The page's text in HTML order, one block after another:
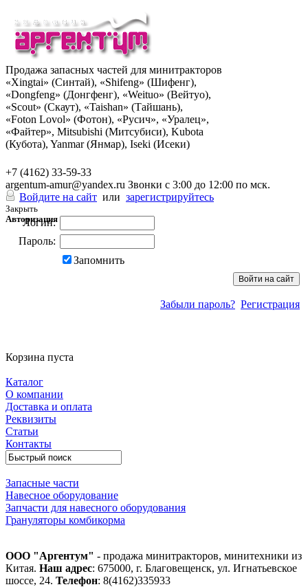
Продажа запасных частей для минитракторов
«Xingtai» (Синтай), «Shifeng» (Шифенг),
«Dongfeng» (Донгфенг), «Weituo» (Вейтуо),
«Scout» (Скаут), «Taishan» (Тайшань),
«Foton Lovol» (Фотон), «Русич», «Уралец»,
«Файтер», Mitsubishi (Митсубиси), Kubota
(Кубота), Yanmar (Янмар), Iseki (Исеки)
+7 (4162) 33-59-33
argentum-amur@yandex.ru Звонки с 3:00 до 12:00 по мск.
Войдите на сайт или зарегистрируйтесь
Закрыть
Авторизация
Логин:
Пароль:
Запомнить
Забыли пароль? Регистрация
Корзина пуста
Каталог
О компании
Доставка и оплата
Реквизиты
Статьи
Контакты
Запасные части
Навесное оборудование
Запчасти для навесного оборудования
Грануляторы комбикорма
ООО "Аргентум" - продажа минитракторов, минитехники из
Китая. Наш адрес: 675000, г. Благовещенск, ул. Игнатьевское
шоссе, 24. Телефон: 8(4162)335933